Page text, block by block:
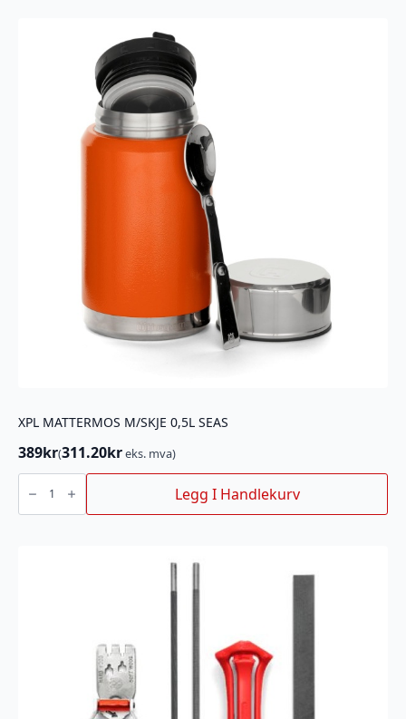
XPL MATTERMOS M/SKJE 0,5L SEAS
389kr(311.20kreks. mva)
XPL
MATTERMOS
M/SKJE
0,5L
Legg I Handlekurv